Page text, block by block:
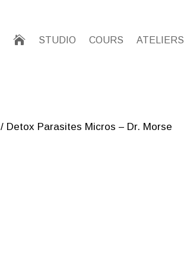
 STUDIO COURS ATELIERS
/ Detox Parasites Micros – Dr. Morse